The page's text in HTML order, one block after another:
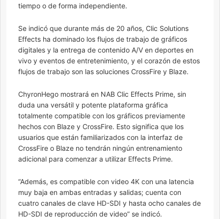
tiempo o de forma independiente.
Se indicó que durante más de 20 años, Clic Solutions
Effects ha dominado los flujos de trabajo de gráficos
digitales y la entrega de contenido A/V en deportes en
vivo y eventos de entretenimiento, y el corazón de estos
flujos de trabajo son las soluciones CrossFire y Blaze.
ChyronHego mostrará en NAB Clic Effects Prime, sin
duda una versátil y potente plataforma gráfica
totalmente compatible con los gráficos previamente
hechos con Blaze y CrossFire. Esto significa que los
usuarios que están familiarizados con la interfaz de
CrossFire o Blaze no tendrán ningún entrenamiento
adicional para comenzar a utilizar Effects Prime.
“Además, es compatible con video 4K con una latencia
muy baja en ambas entradas y salidas; cuenta con
cuatro canales de clave HD-SDI y hasta ocho canales de
HD-SDI de reproducción de video” se indicó.